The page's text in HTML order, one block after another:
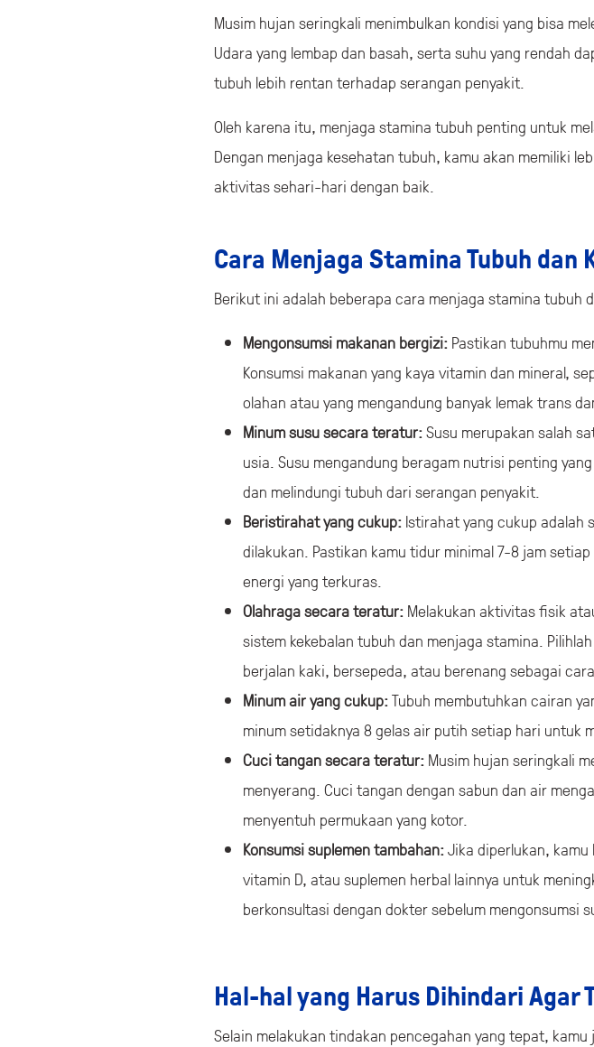
Musim hujan seringkali menimbulkan kondisi yang bisa
Udara yang lembap dan basah, serta suhu yang rendah
tubuh lebih rentan terhadap serangan penyakit.
Oleh karena itu, menjaga stamina tubuh penting untuk
Dengan menjaga kesehatan tubuh, kamu akan memiliki
aktivitas sehari-hari dengan baik.
Cara Menjaga Stamina Tubuh dan
Berikut ini adalah beberapa cara menjaga stamina tubuh
Mengonsumsi makanan bergizi: Pastikan tubuhmu
Konsumsi makanan yang kaya vitamin dan mineral,
olahan atau yang mengandung banyak lemak trans
Minum susu secara teratur:Susu merupakan salah
usia. Susu mengandung beragam nutrisi penting
dan melindungi tubuh dari serangan penyakit.
Beristirahat yang cukup: Istirahat yang cukup adalah
dilakukan. Pastikan kamu tidur minimal 7-8 jam
energi yang terkuras.
Olahraga secara teratur: Melakukan aktivitas fisik
sistem kekebalan tubuh dan menjaga stamina.
berjalan kaki, bersepeda, atau berenang sebagai
Minum air yang cukup:Tubuh membutuhkan cairan
minum setidaknya 8 gelas air putih setiap hari untuk
Cuci tangan secara teratur: Musim hujan seringkali
menyerang. Cuci tangan dengan sabun dan air
menyentuh permukaan yang kotor.
Konsumsi suplemen tambahan:Jika diperlukan,
vitamin D, atau suplemen herbal lainnya untuk
berkonsultasi dengan dokter sebelum mengonsumsi
Hal-hal yang Harus Dihindari Agar
Selain melakukan tindakan pencegahan yang tepat,